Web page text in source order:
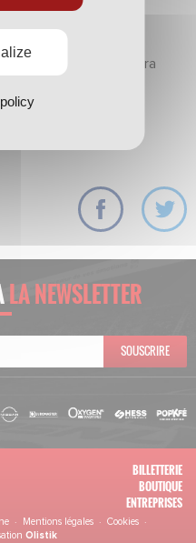
de présentation sera
LA NEWSLETTER
SOUSCRIRE
BILLETTERIE
BOUTIQUE
ENTREPRISES
· Mentions légales· Cookies·
Olistik